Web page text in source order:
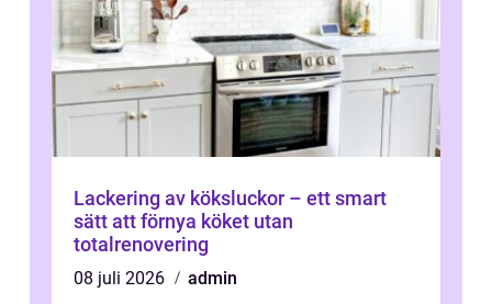
Lackering av köksluckor – ett smart
sätt att förnya köket utan
totalrenovering
08 juli 2026
admin